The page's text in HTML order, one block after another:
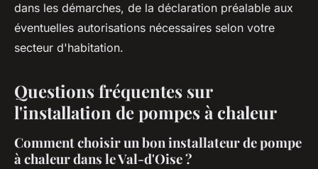
dans les démarches, de la déclaration préalable aux
éventuelles autorisations nécessaires selon votre
secteur d'habitation.
Questions fréquentes sur
l'installation de pompes à chaleur
Comment choisir un bon installateur de pompe
à chaleur dans le Val-d'Oise ?